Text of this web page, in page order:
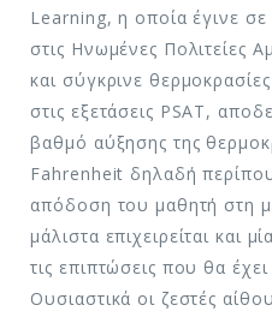
Learning, η οποία έγινε
στις Ηνωμένες Πολιτείες
και σύγκρινε
στις εξετάσεις PSAT,
βαθμό αύξησης της
Fahrenheit δηλαδή
απόδοση του μαθητή στη
μάλιστα επιχειρείται και
τις επιπτώσεις που θα
Ουσιαστικά οι ζεστές